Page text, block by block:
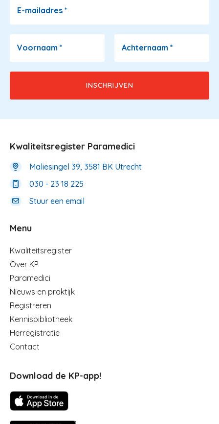
E-mailadres *
Voornaam * Achternaam *
Kwaliteitsregister Paramedici
Maliesingel 39, 3581 BK Utrecht
030 - 23 18 225
Stuur een email
Menu
Menu
Kwaliteitsregister
Over KP
Paramedici
Nieuws en praktijk
Registreren
Kennisbibliotheek
Herregistratie
Contact
Download de KP-app!